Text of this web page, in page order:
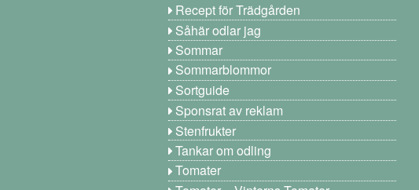
Recept för Trädgården
Såhär odlar jag
Sommar
Sommarblommor
Sortguide
Sponsrat av reklam
Stenfrukter
Tankar om odling
Tomater